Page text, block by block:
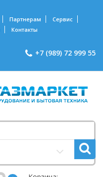
Партнерам
Сервис
Контакты
+7 (989) 72 999 55